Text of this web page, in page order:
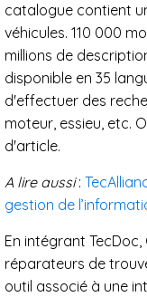
catalogue contient
véhicules. 110 000
millions de
disponible en 35
d'effectuer des
moteur, essieu, etc.
d'article.
A lire aussi:
gestion de
En intégrant
réparateurs de
outil associé à une